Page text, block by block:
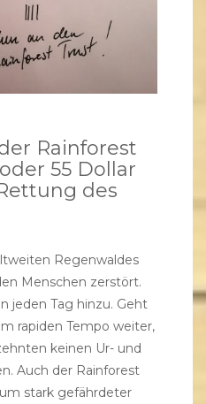
Rainforest
55 Dollar
des
Regenwaldes
Menschen zerstört.
jeden Tag hinzu. Geht
rapiden Tempo weiter,
keinen Ur- und
Auch der Rainforest
stark gefährdeter